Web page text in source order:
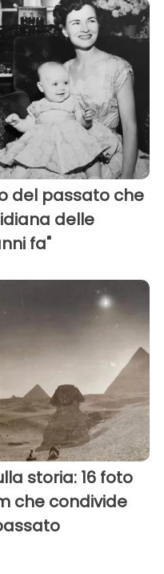
del passato che
delle
fa"
storia: 16 foto
che condivide